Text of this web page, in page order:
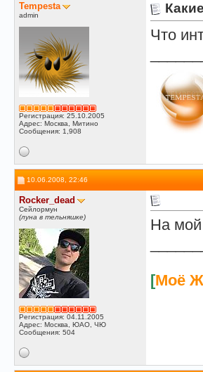
Tempesta
admin
Регистрация: 25.10.2005
Адрес: Москва, Митино
Сообщения: 1,908
Что
10.06.2008, 22:46
Rocker_dead
Сейлормун
(луна в тельняшке)
Регистрация: 04.11.2005
Адрес: Москва, ЮАО, ЧЮ
Сообщения: 504
На мой
[Моё